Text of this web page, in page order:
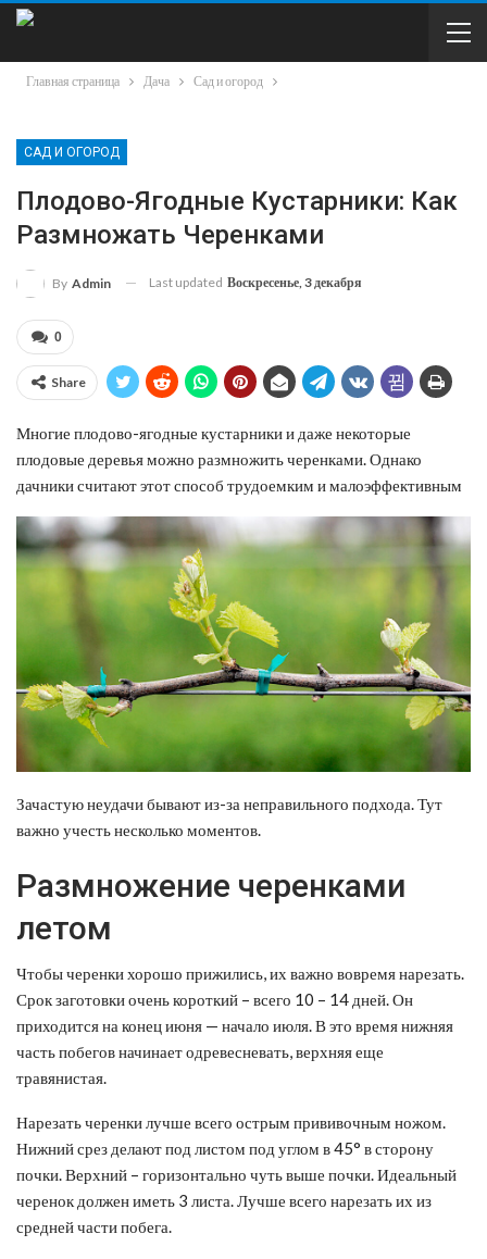
Главная страница Дача Сад и огород
САД И ОГОРОД
Плодово-Ягодные Кустарники: Как
Размножать Черенками
By Admin Last updated Воскресенье, 3 декабря
0
Share
Многие плодово-ягодные кустарники и даже некоторые
плодовые деревья можно размножить черенками. Однако
дачники считают этот способ трудоемким и малоэффективным
Зачастую неудачи бывают из-за неправильного подхода. Тут
важно учесть несколько моментов.
Размножение черенками
летом
Чтобы черенки хорошо прижились, их важно вовремя нарезать.
Срок заготовки очень короткий – всего 10 – 14 дней. Он
приходится на конец июня — начало июля. В это время нижняя
часть побегов начинает одревесневать, верхняя еще
травянистая.
Нарезать черенки лучше всего острым прививочным ножом.
Нижний срез делают под листом под углом в 45° в сторону
почки. Верхний – горизонтально чуть выше почки. Идеальный
черенок должен иметь 3 листа. Лучше всего нарезать их из
средней части побега.